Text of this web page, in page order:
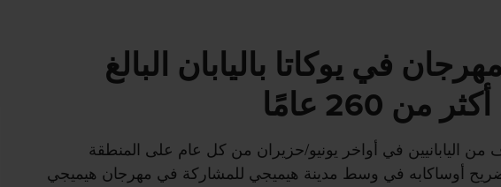
في يوكاتا باليابان البالغ
من 260 عامًا
من اليابانيين في أواخر يونيو/حزيران من كل عام على المنطقة
أوساكابه في وسط مدينة هيميجي للمشاركة في مهرجان هيميجي